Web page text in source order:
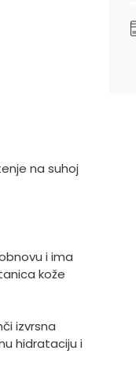
na suhoj
i ima
kože
izvrsna
hidrataciju i